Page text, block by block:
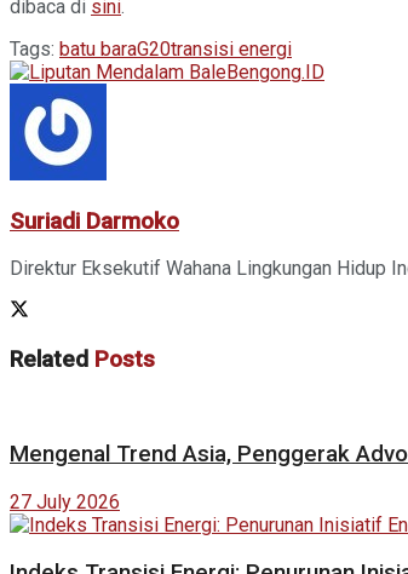
dibaca di sini.
Tags: batu baraG20transisi energi
Suriadi Darmoko
Direktur Eksekutif Wahana Lingkungan Hidup
Related Posts
Mengenal Trend Asia, Penggerak
27 July 2026